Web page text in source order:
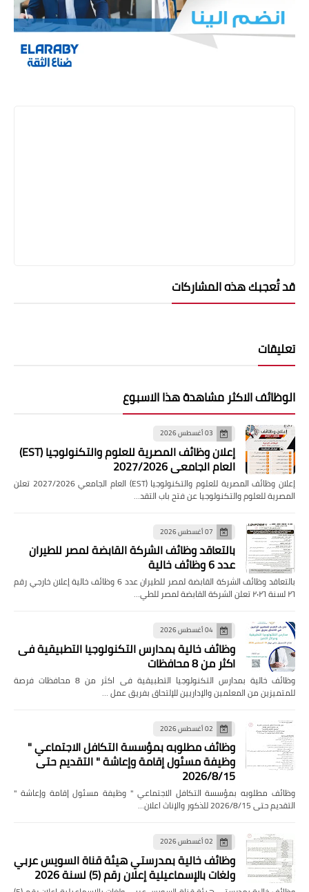
قد تُعجبك هذه المشاركات
تعليقات
الوظائف الاكثر مشاهدة هذا الاسبوع
03 أغسطس 2026
إعلان وظائف المصرية للعلوم والتكنولوجيا (EST)
العام الجامعي 2027/2026
إعلان وظائف المصرية للعلوم والتكنولوجيا (EST) العام الجامعي 2027/2026 تعلن
المصرية للعلوم والتكنولوجيا عن فتح باب التقد…
07 أغسطس 2026
بالتعاقد وظائف الشركة القابضة لمصر للطيران
عدد 6 وظائف خالية
بالتعاقد وظائف الشركة القابضة لمصر للطيران عدد 6 وظائف خالية إعلان خارجي رقم
٢٦ لسنة ٢٠٢٦ تعلن الشركة القابضة لمصر للطي…
04 أغسطس 2026
وظائف خالية بمدارس التكنولوجيا التطبيقية فى
اكثر من 8 محافظات
وظائف خالية بمدارس التكنولوجيا التطبيقية فى اكثر من 8 محافظات فرصة
للمتميزين من المعلمين والإداريين للإلتحاق بفريق عمل …
02 أغسطس 2026
وظائف مطلوبه بمؤسسة التكافل الاجتماعي "
وظيفة مسئول إقامة وإعاشة " التقديم حتى
2026/8/15
وظائف مطلوبه بمؤسسة التكافل الاجتماعي " وظيفة مسئول إقامة وإعاشة "
التقديم حتى 2026/8/15 للذكور والإناث اعلان…
02 أغسطس 2026
وظائف خالية بمدرستي هيئة قناة السويس عربي
ولغات بالإسماعيلية إعلان رقم (5) لسنة 2026